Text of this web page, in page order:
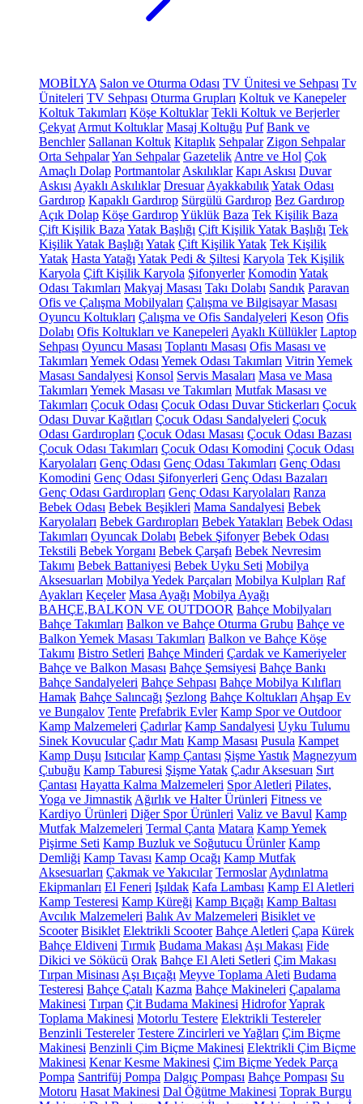
MOBİLYA Salon ve Oturma Odası TV Ünitesi ve Sehpası Tv
Üniteleri TV Sehpası Oturma Grupları Koltuk ve Kanepeler
Koltuk Takımları Köşe Koltuklar Tekli Koltuk ve Berjerler
Çekyat Armut Koltuklar Masaj Koltuğu Puf Bank ve
Benchler Sallanan Koltuk Kitaplık Sehpalar Zigon Sehpalar
Orta SehpalarYan Sehpalar Gazetelik Antre ve Hol Çok
Amaçlı Dolap Portmantolar Askılıklar Kapı Askısı Duvar
Askısı Ayaklı Askılıklar Dresuar AyakkabılıkYatak Odası
Gardırop Kapaklı Gardırop Sürgülü Gardırop Bez Gardırop
Açık Dolap Köşe GardıropYüklük Baza Tek Kişilik Baza
Çift Kişilik Baza Yatak Başlığı Çift Kişilik Yatak Başlığı Tek
Kişilik Yatak Başlığı Yatak Çift Kişilik Yatak Tek Kişilik
Yatak Hasta Yatağı Yatak Pedi & Şiltesi Karyola Tek Kişilik
Karyola Çift Kişilik Karyola Şifonyerler Komodin Yatak
Odası Takımları Makyaj Masası Takı Dolabı Sandık Paravan
Ofis ve Çalışma Mobilyaları Çalışma ve Bilgisayar Masası
Oyuncu Koltukları Çalışma ve Ofis Sandalyeleri Keson Ofis
Dolabı Ofis Koltukları ve Kanepeleri Ayaklı Küllükler Laptop
Sehpası Oyuncu Masası Toplantı Masası Ofis Masası ve
Takımları Yemek Odası Yemek Odası Takımları Vitrin Yemek
Masası Sandalyesi Konsol Servis Masaları Masa ve Masa
Takımları Yemek Masası ve Takımları Mutfak Masası ve
Takımları Çocuk Odası Çocuk Odası Duvar Stickerları Çocuk
Odası Duvar Kağıtları Çocuk Odası Sandalyeleri Çocuk
Odası Gardıropları Çocuk Odası Masası Çocuk Odası Bazası
Çocuk Odası Takımları Çocuk Odası Komodini Çocuk Odası
Karyolaları Genç Odası Genç Odası Takımları Genç Odası
Komodini Genç Odası Şifonyerleri Genç Odası Bazaları
Genç Odası Gardıropları Genç Odası Karyolaları Ranza
Bebek Odası Bebek Beşikleri Mama Sandalyesi Bebek
Karyolaları Bebek Gardıropları Bebek Yatakları Bebek Odası
Takımları Oyuncak Dolabı Bebek Şifonyer Bebek Odası
Tekstili Bebek Yorganı Bebek Çarşafı Bebek Nevresim
Takımı Bebek Battaniyesi Bebek Uyku Seti Mobilya
Aksesuarları Mobilya Yedek Parçaları Mobilya Kulpları Raf
Ayakları Keçeler Masa Ayağı Mobilya Ayağı
BAHÇE,BALKON VE OUTDOOR Bahçe Mobilyaları
Bahçe Takımları Balkon ve Bahçe Oturma Grubu Bahçe ve
Balkon Yemek Masası Takımları Balkon ve Bahçe Köşe
Takımı Bistro Setleri Bahçe Minderi Çardak ve Kameriyeler
Bahçe ve Balkon Masası Bahçe Şemsiyesi Bahçe Bankı
Bahçe Sandalyeleri Bahçe Sehpası Bahçe Mobilya Kılıfları
Hamak Bahçe Salıncağı Şezlong Bahçe Koltukları Ahşap Ev
ve Bungalov Tente Prefabrik Evler Kamp Spor ve Outdoor
Kamp Malzemeleri Çadırlar Kamp Sandalyesi Uyku Tulumu
Sinek Kovucular Çadır Matı Kamp Masası Pusula Kampet
Kamp Duşu Isıtıcılar Kamp Çantası Şişme Yastık Magnezyum
Çubuğu Kamp Taburesi Şişme Yatak Çadır Aksesuarı Sırt
Çantası Hayatta Kalma Malzemeleri Spor Aletleri Pilates,
Yoga ve Jimnastik Ağırlık ve Halter Ürünleri Fitness ve
Kardiyo Ürünleri Diğer Spor Ürünleri Valiz ve Bavul Kamp
Mutfak Malzemeleri Termal Çanta Matara Kamp Yemek
Pişirme Seti Kamp Buzluk ve Soğutucu Ürünler Kamp
Demliği Kamp Tavası Kamp Ocağı Kamp Mutfak
Aksesuarları Çakmak ve Yakıcılar Termoslar Aydınlatma
Ekipmanları El Feneri Işıldak Kafa Lambası Kamp El Aletleri
Kamp Testeresi Kamp Küreği Kamp Bıçağı Kamp Baltası
Avcılık Malzemeleri Balık Av Malzemeleri Bisiklet ve
Scooter Bisiklet Elektrikli Scooter Bahçe Aletleri Çapa Kürek
Bahçe Eldiveni Tırmık Budama Makası Aşı Makası Fide
Dikici ve Sökücü Orak Bahçe El Aleti Setleri Çim Makası
Tırpan Misinası Aşı Bıçağı Meyve Toplama Aleti Budama
Testeresi Bahçe Çatalı Kazma Bahçe Makineleri Çapalama
Makinesi Tırpan Çit Budama Makinesi HidroforYaprak
Toplama Makinesi Motorlu Testere Elektrikli Testereler
Benzinli Testereler Testere Zincirleri ve Yağları Çim Biçme
Makinesi Benzinli Çim Biçme Makinesi Elektrikli Çim Biçme
Makinesi Kenar Kesme Makinesi Çim Biçme Yedek Parça
Pompa Santrifüj Pompa Dalgıç Pompası Bahçe Pompası Su
Motoru Hasat Makinesi Dal Öğütme Makinesi Toprak Burgu